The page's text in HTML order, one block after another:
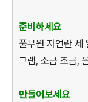
준비하세요
풀무원 자연란
그램, 소금 조금,
만들어보세요